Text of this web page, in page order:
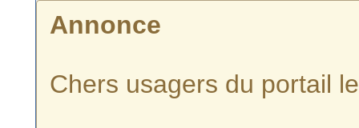
Annonce
Chers usagers du portail